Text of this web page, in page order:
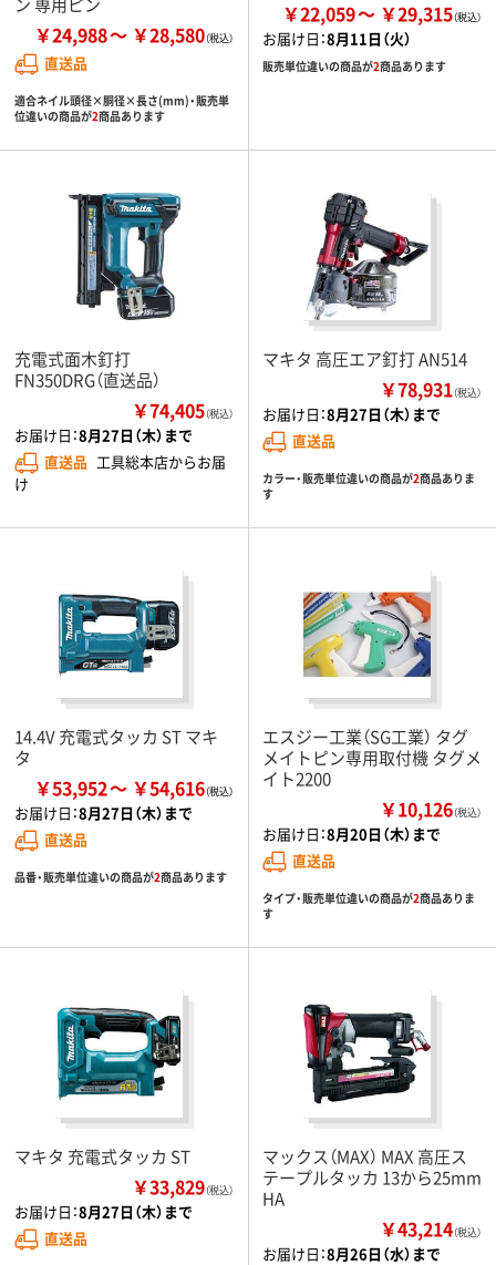
￥24,988 ￥28,580
直送品
適合ネイル頭径×胴径×長さ(mm)・販売単
位違いの商品が2商品あります
￥22,059 ￥29,315
お届け日：8月11日（火）
販売単位違いの商品が2商品あります
充電式面木釘打
FN350DRG（直送品）
￥74,405（税込）
お届け日：8月27日（木）まで
直送品 工具総本店からお届
け
マキタ 高圧エア釘打 AN514
￥78,931（税込）
お届け日：8月27日（木）まで
直送品
カラー・販売単位違いの商品が2商品ありま
す
14.4V 充電式タッカ ST マキ
タ
￥53,952 ￥54,616
お届け日：8月27日（木）まで
直送品
品番・販売単位違いの商品が2商品あります
エスジー工業（SG工業） タグ
メイトピン専用取付機 タグメ
イト2200
￥10,126（税込）
お届け日：8月20日（木）まで
直送品
タイプ・販売単位違いの商品が2商品ありま
す
マキタ 充電式タッカ ST
￥33,829（税込）
お届け日：8月27日（木）まで
直送品
マックス（MAX） MAX 高圧ス
テープルタッカ 13から25mm
HA
￥43,214（税込）
お届け日：8月26日（水）まで